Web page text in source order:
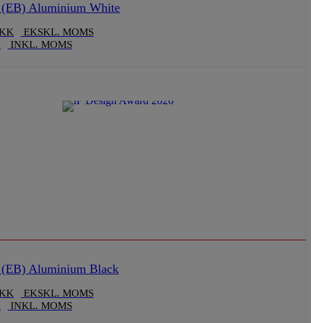
Aluminium White
EKSKL. MOMS
INKL. MOMS
Aluminium Black
EKSKL. MOMS
INKL. MOMS